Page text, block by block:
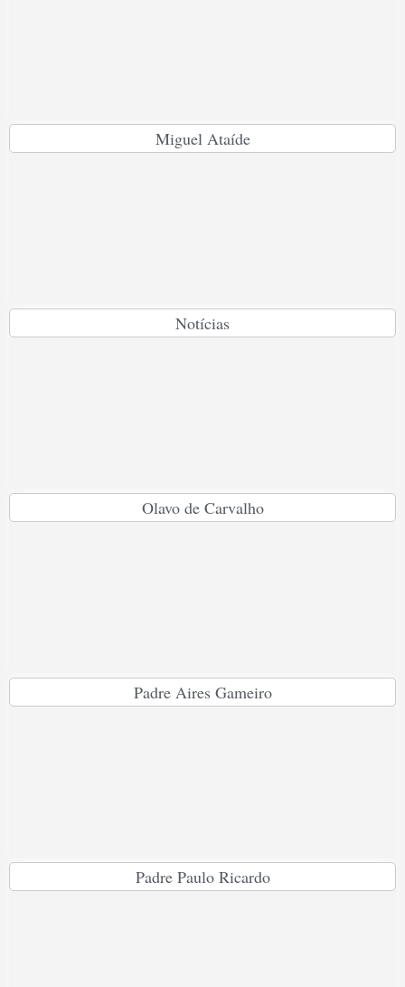
Miguel Ataíde
Notícias
Olavo de Carvalho
Padre Aires Gameiro
Padre Paulo Ricardo